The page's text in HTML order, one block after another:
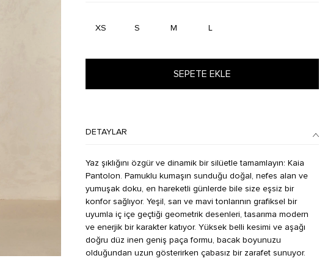
XS S M L
SEPETE EKLE
DETAYLAR
Yaz şıklığını özgür ve dinamik bir silüetle tamamlayın: Kaia
Pantolon. Pamuklu kumaşın sunduğu doğal, nefes alan ve
yumuşak doku, en hareketli günlerde bile size eşsiz bir
konfor sağlıyor. Yeşil, sarı ve mavi tonlarının grafiksel bir
uyumla iç içe geçtiği geometrik desenleri, tasarıma modern
ve enerjik bir karakter katıyor. Yüksek belli kesimi ve aşağı
doğru düz inen geniş paça formu, bacak boyunuzu
olduğundan uzun gösterirken çabasız bir zarafet sunuyor.